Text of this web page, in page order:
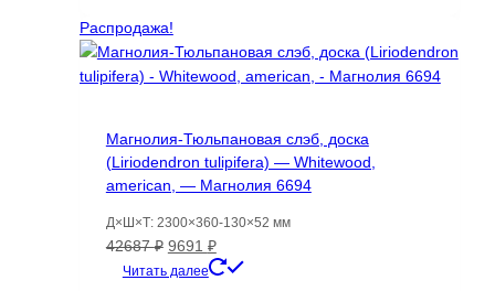
Распродажа!
Магнолия-Тюльпановая слэб, доска
(Liriodendron tulipifera) — Whitewood,
american, — Магнолия 6694
Д×Ш×Т: 2300×360-130×52 мм
42687₽ Первоначальная
цена
9691 ₽Текущая
цена:
Читать далее